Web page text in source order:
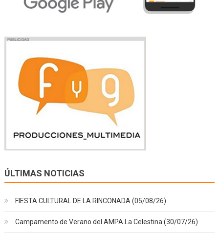
ÚLTIMAS NOTICIAS
FIESTA CULTURAL DE LA RINCONADA (05/08/26)
Campamento de Verano del AMPA La Celestina (30/07/26)